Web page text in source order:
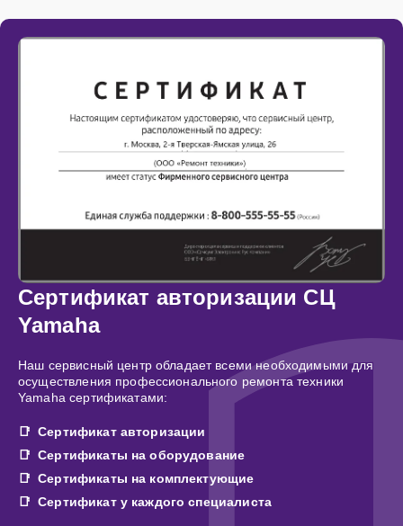
Сертификат авторизации СЦ
Yamaha
Наш сервисный центр обладает всеми необходимыми для
осуществления профессионального ремонта техники
Yamaha сертификатами:
Сертификат авторизации
Сертификаты на оборудование
Сертификаты на комплектующие
Сертификат у каждого специалиста